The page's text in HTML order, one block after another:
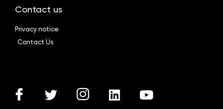
Contact us
Privacy notice
Contact Us